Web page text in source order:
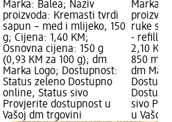
Marka: Balea; Naziv
proizvoda: Kremasti tvrdi
sapun – med i mlijeko, 150
g; Cijena: 1,40 KM;
Osnovna cijena: 150 g
(0,93 KM za 100 g); dm
Marka Logo; Dostupnost:
Status zeleno Dostupno
online, Status sivo
Provjerite dostupnost u
Vašoj dm trgovini
Marka:
ruke s
- refill,
2,10
850 ml
dm
sivo
u Vašoj